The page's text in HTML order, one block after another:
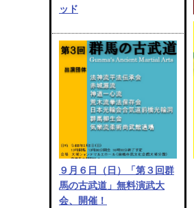
ッド
９月６日（日）「第３回群
馬の古武道」無料演武大
会、開催！